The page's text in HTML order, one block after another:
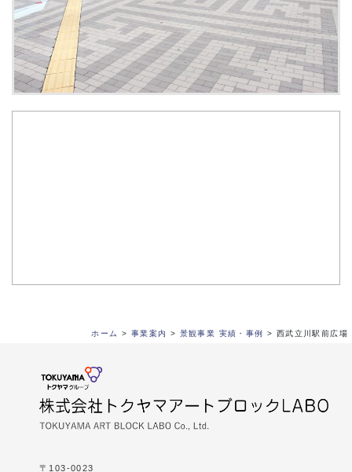
ホーム > 事業案内 > 景観事業 実績・事例 > 西武立川駅前広場
〒103-0023